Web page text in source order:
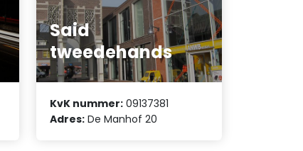
Said
tweedehands
KvK nummer: 09137381
Adres: De Manhof 20